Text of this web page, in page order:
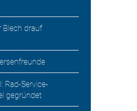
Blech drauf
Rad-Service-
gegründet